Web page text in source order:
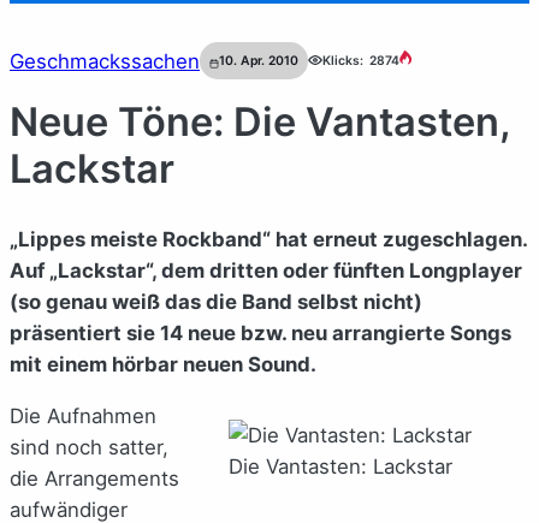
Geschmackssachen 10. Apr. 2010 Klicks: 2874
Neue Töne: Die Vantasten,
Lackstar
„Lippes meiste Rockband“ hat erneut zugeschlagen.
Auf „Lackstar“, dem dritten oder fünften Longplayer
(so genau weiß das die Band selbst nicht)
präsentiert sie 14 neue bzw. neu arrangierte Songs
mit einem hörbar neuen Sound.
Die Vantasten: Lackstar
Die Aufnahmen
sind noch satter,
die Arrangements
aufwändiger